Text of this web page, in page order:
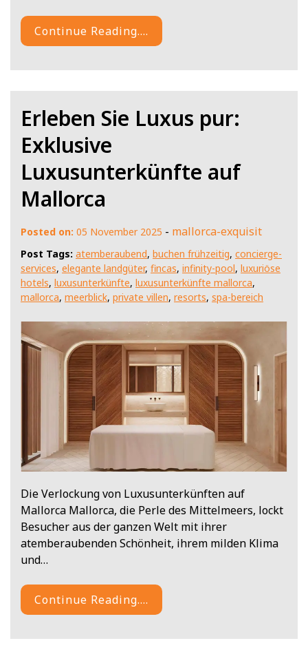
Continue Reading....
Erleben Sie Luxus pur:
Exklusive
Luxusunterkünfte auf
Mallorca
Posted on: 05 November 2025 - mallorca-exquisit
Post Tags: atemberaubend, buchen frühzeitig, concierge-
services, elegante landgüter, fincas, infinity-pool, luxuriöse
hotels, luxusunterkünfte, luxusunterkünfte mallorca,
mallorca, meerblick, private villen, resorts, spa-bereich
Die Verlockung von Luxusunterkünften auf
Mallorca Mallorca, die Perle des Mittelmeers, lockt
Besucher aus der ganzen Welt mit ihrer
atemberaubenden Schönheit, ihrem milden Klima
und…
Continue Reading....